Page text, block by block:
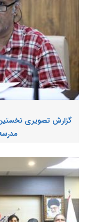
گزارش تصویری